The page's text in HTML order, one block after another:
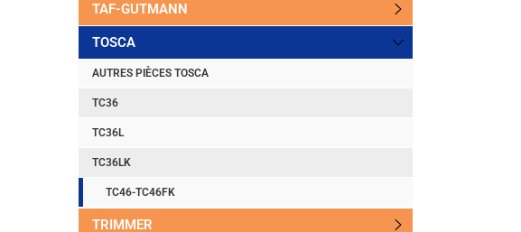
TAF-GUTMANN
TOSCA
AUTRES PIÈCES TOSCA
TC36
TC36L
TC36LK
TC46-TC46FK
TRIMMER